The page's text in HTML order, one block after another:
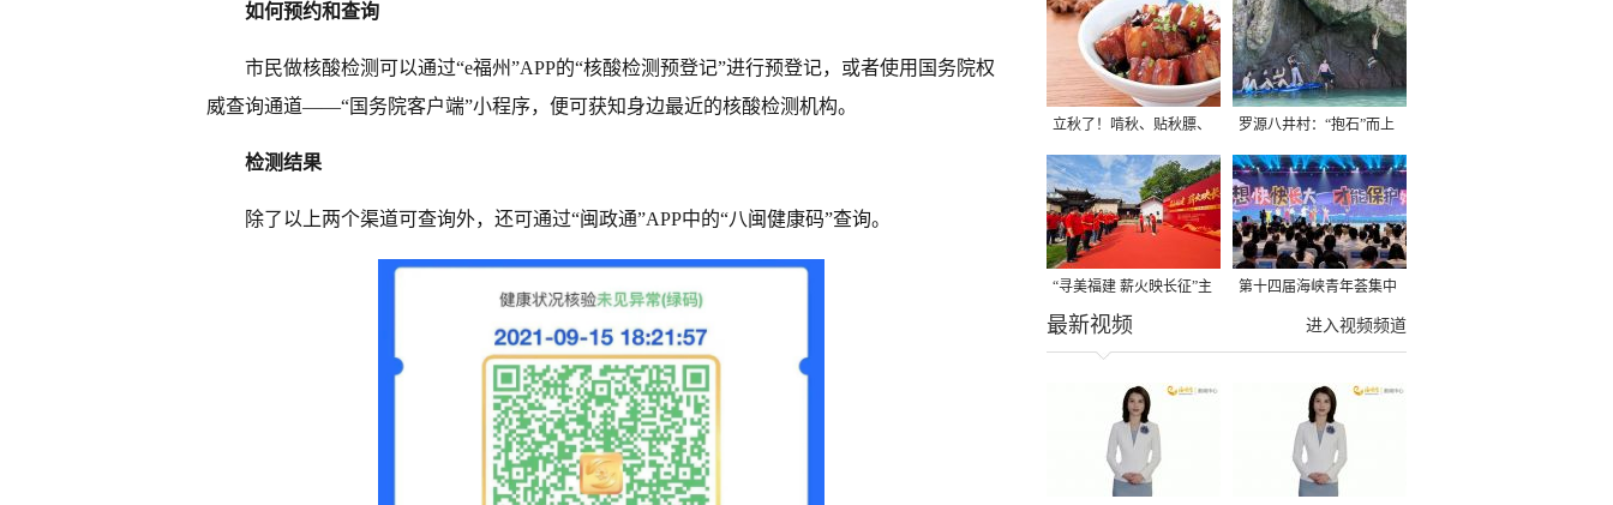
如何预约和查询
市民做核酸检测可以通过“e福州”APP的“核酸检测预登记”进行预登记，或者使用国务院权
威查询通道——“国务院客户端”小程序，便可获知身边最近的核酸检测机构。
检测结果
除了以上两个渠道可查询外，还可通过“闽政通”APP中的“八闽健康码”查询。
立秋了！啃秋、贴秋膘、
晒秋，福建人这样过才够
味→
罗源八井村：“抱石”而上
“寻美福建 薪火映长征”主
题活动在龙岩长汀启动
第十四届海峡青年荟集中
阶段活动在福州举行
进入视频频道
最新视频